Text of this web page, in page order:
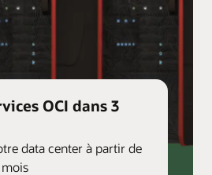
OCI dans 3
data center à partir de